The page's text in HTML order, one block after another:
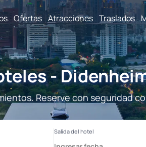
Ofertas Atracciones Traslados
-
Reserve con seguridad